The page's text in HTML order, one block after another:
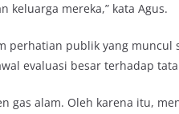
keluarga mereka,” kata Agus.
perhatian publik yang muncul
evaluasi besar terhadap
gas alam. Oleh karena itu,